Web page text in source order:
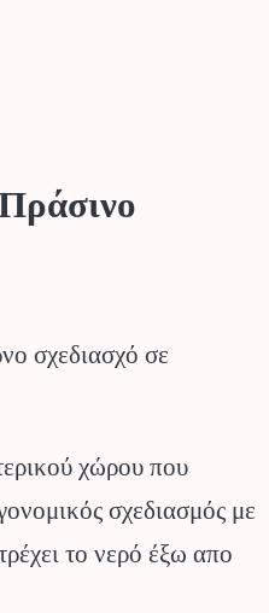
σχεδιασχό σε
χώρου που
σχεδιασμός με
το νερό έξω απο